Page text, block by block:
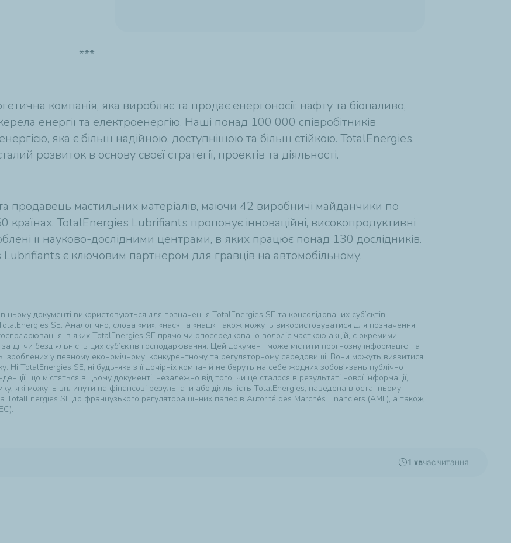
***
компанія, яка виробляє та продає енергоносії: нафту та біопаливо,
енергії та електроенергію. Наші понад 100 000 співробітників
яка є більш надійною, доступнішою та більш стійкою. TotalEnergies,
розвиток в основу своєї стратегії, проектів та діяльності.
продавець мастильних матеріалів, маючи 42 виробничі майданчики по
країнах. TotalEnergies Lubrifiants пропонує інноваційні, високопродуктивні
її науково-дослідними центрами, в яких працює понад 130 дослідників.
Lubrifiants є ключовим партнером для гравців на автомобільному,
документі використовуються для позначення TotalEnergies SE та консолідованих суб’єктів
SE. Аналогічно, слова «ми», «нас» та «наш» також можуть використовуватися для позначення
господарювання, в яких TotalEnergies SE прямо чи опосередковано володіє часткою акцій, є окремими
дії чи бездіяльність цих суб’єктів господарювання. Цей документ може містити прогнозну інформацію та
зроблених у певному економічному, конкурентному та регуляторному середовищі. Вони можуть виявитися
TotalEnergies SE, ні будь-яка з її дочірніх компаній не беруть на себе жодних зобов’язань публічно
що містяться в цьому документі, незалежно від того, чи це сталося в результаті нової інформації,
які можуть вплинути на фінансові результати або діяльність TotalEnergies, наведена в останньому
TotalEnergies SE до французького регулятора цінних паперів Autorité des Marchés Financiers (AMF), а також
1 хвчас читання